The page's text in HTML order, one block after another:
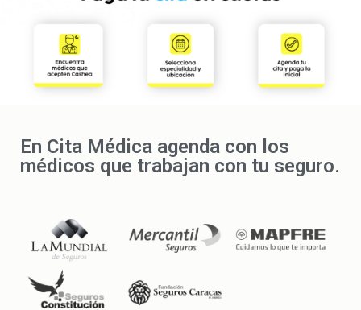
En Cita Médica agenda con los
médicos que trabajan con tu seguro.